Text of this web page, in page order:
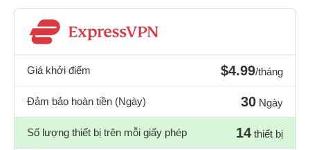
Giá khởi điểm $4.99/tháng
Đảm bảo hoàn tiền (Ngày) 30 Ngày
Số lượng thiết bị trên mỗi giấy phép 14 thiết bị